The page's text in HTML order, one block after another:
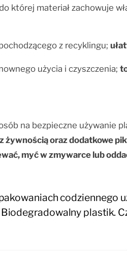
której materiał zachowuje
z recyklingu;
użycia i czyszczenia;
na bezpieczne używanie
żywnością oraz dodatkowe
myć w zmywarce lub
codziennego
Biodegradowalny plastik.